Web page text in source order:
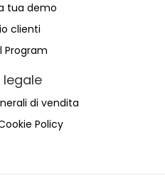
tua demo
clienti
Program
legale
di vendita
Policy